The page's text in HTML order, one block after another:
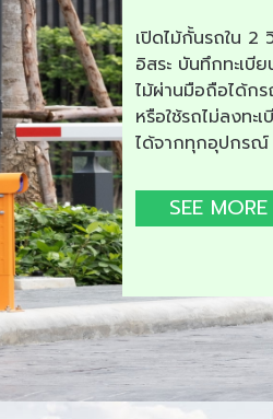
เปิดไม้กั้นรถใน 2
อิสระ บันทึกทะเบี
ไม้ผ่านมือถือได้ก
หรือใช้รถไม่ลงท
ได้จากทุกอุปกรณ์
SEE MORE